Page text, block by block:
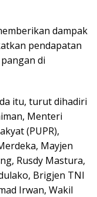
dampak
pendapatan
di
itu, turut dihadiri
Menteri
(PUPR),
Mayjen
Rusdy Mastura,
Brigjen TNI
Irwan, Wakil